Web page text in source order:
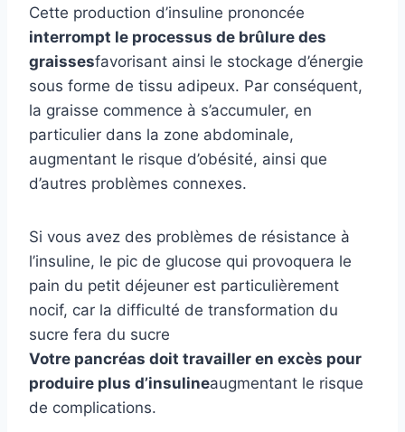
Cette production d’insuline prononcée
interrompt le processus de brûlure des
graissesfavorisant ainsi le stockage d’énergie
sous forme de tissu adipeux. Par conséquent,
la graisse commence à s’accumuler, en
particulier dans la zone abdominale,
augmentant le risque d’obésité, ainsi que
d’autres problèmes connexes.
Si vous avez des problèmes de résistance à
l’insuline, le pic de glucose qui provoquera le
pain du petit déjeuner est particulièrement
nocif, car la difficulté de transformation du
sucre fera du sucre
Votre pancréas doit travailler en excès pour
produire plus d’insulineaugmentant le risque
de complications.